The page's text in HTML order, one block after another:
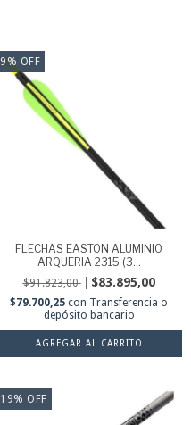
9 % OFF
FLECHAS EASTON ALUMINIO
ARQUERIA 2315 (3...
$91.823,00 $83.895,00
$79.700,25 con Transferencia o
depósito bancario
19% OFF